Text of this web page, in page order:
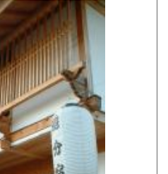
長崎県
大分県
鹿児島県